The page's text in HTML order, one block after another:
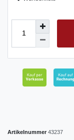
Artikelnummer 43237